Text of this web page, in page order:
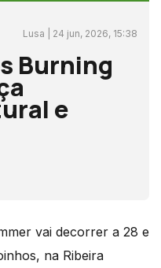
Lusa | 24 jun, 2026, 15:38
Burning
e
vai decorrer a 28 e
na Ribeira